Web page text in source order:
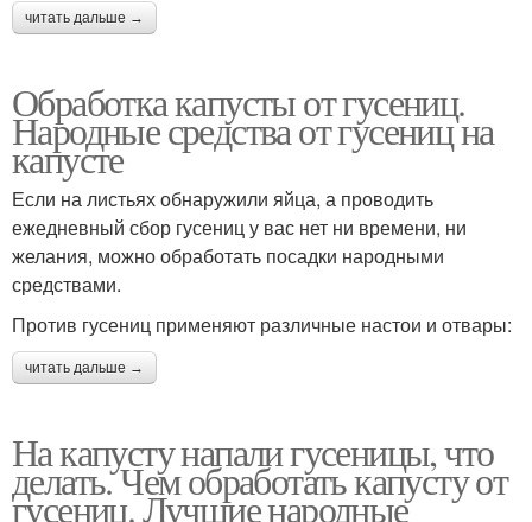
читать дальше →
Обработка капусты от гусениц.
Народные средства от гусениц на
капусте
Если на листьях обнаружили яйца, а проводить
ежедневный сбор гусениц у вас нет ни времени, ни
желания, можно обработать посадки народными
средствами.
Против гусениц применяют различные настои и отвары:
читать дальше →
На капусту напали гусеницы, что
делать. Чем обработать капусту от
гусениц. Лучшие народные